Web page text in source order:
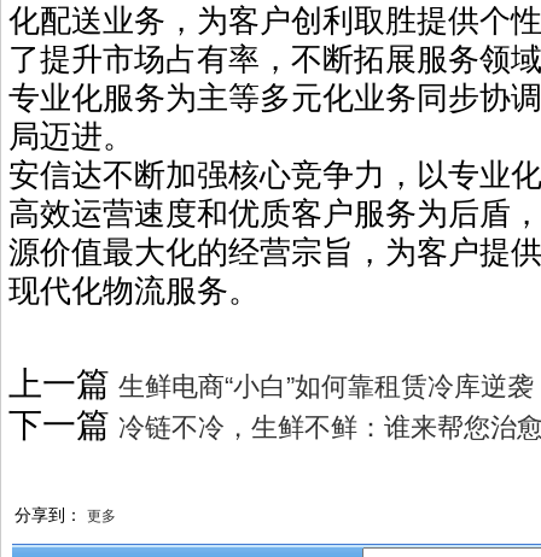
化配送业务，为客户创利取胜提供个
了提升市场占有率，不断拓展服务领
专业化服务为主等多元化业务同步协
局迈进。
安信达不断加强核心竞争力，以专业
高效运营速度和优质客户服务为后盾
源价值最大化的经营宗旨，为客户提
现代化物流服务。
上一篇 生鲜电商“小白”如何靠租赁冷库逆袭
下一篇 冷链不冷，生鲜不鲜：谁来帮您治
分享到： 更多